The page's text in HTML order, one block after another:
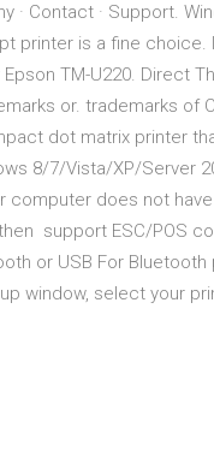
· Contact · Support.
printer is a fine choice.
TM-U220. Direct
or. trademarks of
dot matrix printer
8/7/Vista/XP/Server
computer does not have
support ESC/POS
or USB For
window, select your